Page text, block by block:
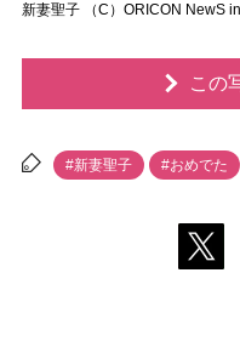
新妻聖子 （C）ORICON NewS
この
#新妻聖子 #おめでた